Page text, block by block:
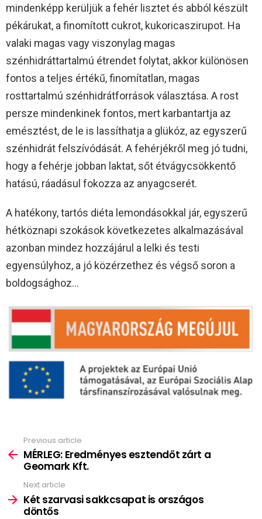
mindenképp kerüljük a fehér lisztet és abból készült
pékárukat, a finomított cukrot, kukoricaszirupot. Ha
valaki magas vagy viszonylag magas
szénhidráttartalmú étrendet folytat, akkor különösen
fontos a teljes értékű, finomítatlan, magas
rosttartalmú szénhidrátforrások választása. A rost
persze mindenkinek fontos, mert karbantartja az
emésztést, de le is lassíthatja a glükóz, az egyszerű
szénhidrát felszívódását. A fehérjékről meg jó tudni,
hogy a fehérje jobban laktat, sőt étvágycsökkentő
hatású, ráadásul fokozza az anyagcserét.
A hatékony, tartós diéta lemondásokkal jár, egyszerű
hétköznapi szokások következetes alkalmazásával
azonban mindez hozzájárul a lelki és testi
egyensúlyhoz, a jó közérzethez és végső soron a
boldogsághoz…
more
Previous article
MÉRLEG: Eredményes esztendőt zárt a
Geomark Kft.
Next article
Két szarvasi sakkcsapat is országos
döntős